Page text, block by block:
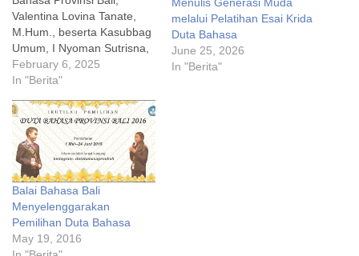
Valentina Lovina Tanate,
M.Hum., beserta Kasubbag
Umum, I Nyoman Sutrisna,
M.Hum., menghadiri
pelantikan Pengurus
Provinsi Bali periode 2024–
2026. Acara ini
dilaksanakan di Aula
Saraswati, Balai Bahasa
Provinsi Bali. Ketua Umum
Duta Bahasa Provinsi Bali,
Ida Ayu Alit Srilaksmi,
menyampaikan bahwa…
February 6, 2025
In "Berita"
melalui Pelatihan Esai Krida
Duta Bahasa
June 25, 2026
In "Berita"
Balai Bahasa Bali
Menyelenggarakan
Pemilihan Duta Bahasa
May 19, 2016